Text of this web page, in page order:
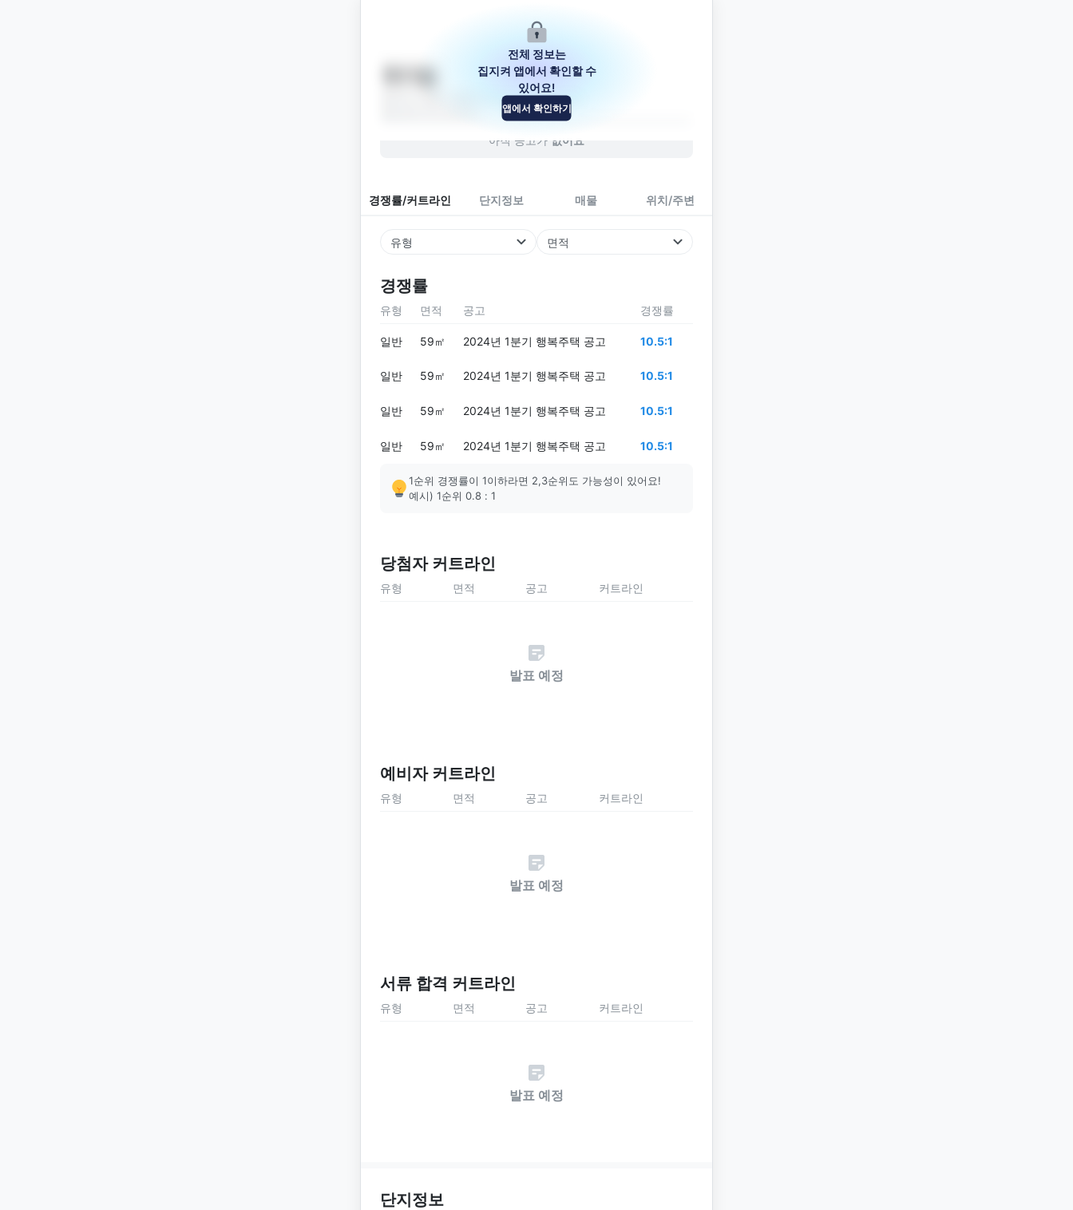
경기도 수원시 장안구 만석로177번길 41
아직 공고가 없어요
경쟁률/커트라인 단지정보 매물 위치/주변
유형 면적
경쟁률
전체 정보는
집지켜 앱에서 확인할 수
있어요!
앱에서 확인하기
유형 면적 공고 경쟁률
일반 59㎡ 2024년 1분기 행복주택 공고 10.5:1
일반 59㎡ 2024년 1분기 행복주택 공고 10.5:1
일반 59㎡ 2024년 1분기 행복주택 공고 10.5:1
일반 59㎡ 2024년 1분기 행복주택 공고 10.5:1
1순위 경쟁률이 1이하라면 2,3순위도 가능성이 있어요!
예시) 1순위 0.8 : 1
당첨자 커트라인
유형 면적 공고 커트라인
발표 예정
예비자 커트라인
유형 면적 공고 커트라인
발표 예정
서류 합격 커트라인
유형 면적 공고 커트라인
발표 예정
단지정보